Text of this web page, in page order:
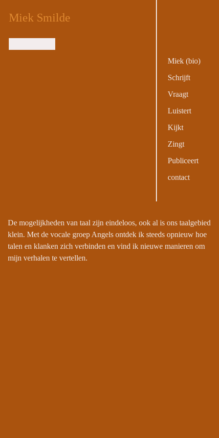
Miek (bio)
Schrijft
Vraagt
Luistert
Kijkt
Zingt
Publiceert
contact
Miek Smilde
De mogelijkheden van taal zijn eindeloos, ook al is ons taalgebied
klein. Met de vocale groep Angels ontdek ik steeds opnieuw hoe
talen en klanken zich verbinden en vind ik nieuwe manieren om
mijn verhalen te vertellen.